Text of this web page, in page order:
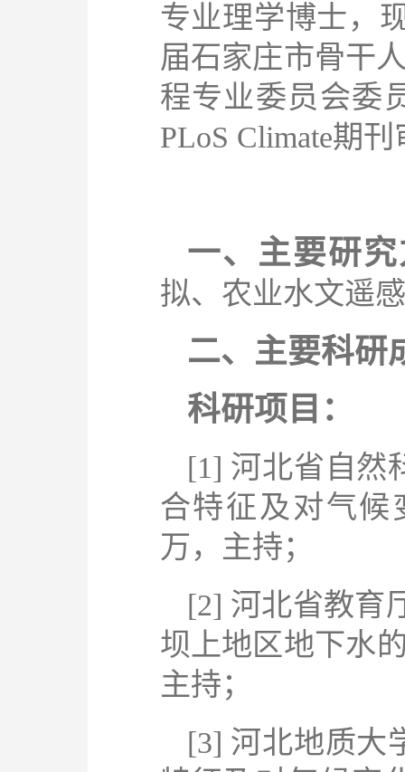
专业理学博士，
届石家庄市骨干
程专业委员会委
PLoS Climate期刊
一、主要研
拟、农业水文遥
二、主要科研
科研项目：
[1] 河北省自然
合特征及对气候
万，主持；
[2] 河北省教育
坝上地区地下水
主持；
[3] 河北地质大